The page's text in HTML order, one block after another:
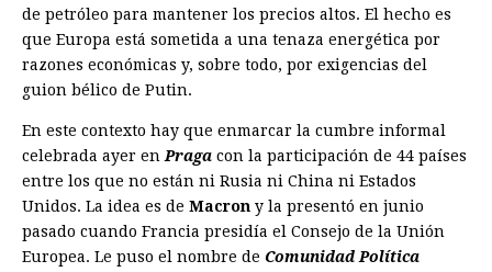
de petróleo para mantener los precios altos. El hecho es
que Euro­pa está sometida a una tenaza energética por
razones económicas y, sobre todo, por exigencias del
guion bélico de Putin.
En este contexto hay que enmarcar la cumbre informal
celebrada ayer en Praga con la participación de 44 países
entre los que no están ni Rusia ni China ni Estados
Unidos. La idea es de Macron y la presentó en junio
pasado cuando Francia presidía el Consejo de la Unión
Europea. Le puso el nombre de Comunidad Política